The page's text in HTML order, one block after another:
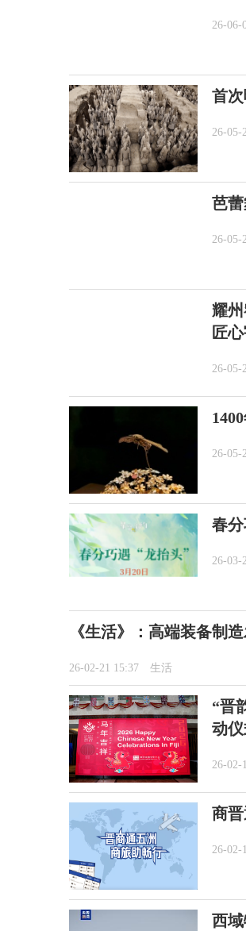
26-06-
首
26-05-
芭
26-05-
耀
匠
26-05-
26-05-
春
26-03-
《生活》：高端装备制
26-02-21 15:37 生活
“晋
动
26-02-
商
26-02-
西